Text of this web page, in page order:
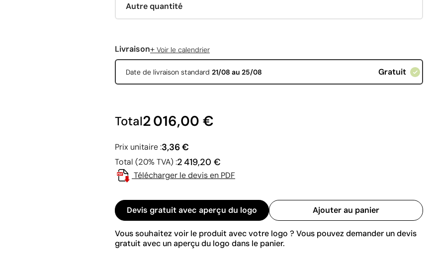
Autre quantité
Livraison+ Voir le calendrier
Date de livraison standard 21/08 au 25/08 Gratuit
Total2 016,00 €
Prix unitaire :3,36 €
Total (20% TVA) :2 419,20 €
Télécharger le devis en PDF
Devis gratuit avec aperçu du logo Ajouter au panier
Vous souhaitez voir le produit avec votre logo ? Vous pouvez demander un devis
gratuit avec un aperçu du logo dans le panier.